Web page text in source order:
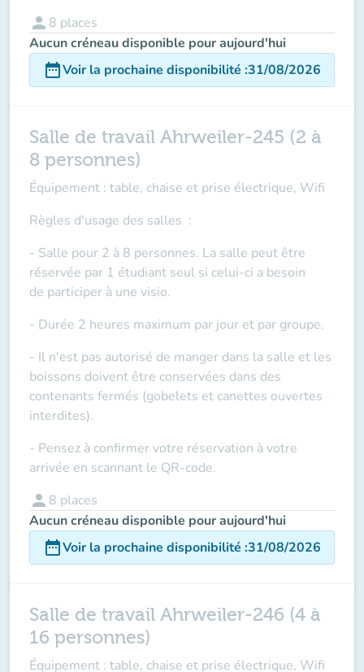
person 8 places
Aucun créneau disponible pour aujourd'hui
date_rangeVoir la prochaine disponibilité :31/08/2026
Salle de travail Ahrweiler-245 (2 à
8 personnes)
Équipement : table, chaise et prise électrique, Wifi
Règles d'usage des salles :
- Salle pour 2 à 8 personnes. La salle peut être
réservée par 1 étudiant seul si celui-ci a besoin
de participer à une visio.
- Durée 2 heures maximum par jour et par groupe.
- Il n'est pas autorisé de manger dans la salle et les
boissons doivent être conservées dans des
contenants fermés (gobelets et canettes ouvertes
interdites).
- Pensez à confirmer votre réservation à votre
arrivée en scannant le QR-code.
person 8 places
Aucun créneau disponible pour aujourd'hui
date_rangeVoir la prochaine disponibilité :31/08/2026
Salle de travail Ahrweiler-246 (4 à
16 personnes)
Équipement : table, chaise et prise électrique, Wifi